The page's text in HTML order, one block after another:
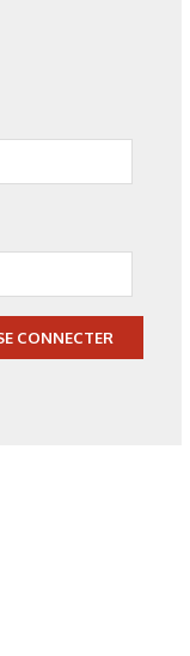
sur ce
CONNECTER